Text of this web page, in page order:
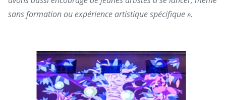
sans formation ou expérience artistique spécifique ».